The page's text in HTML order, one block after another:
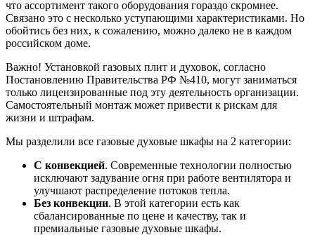
что ассортимент такого оборудования гораздо скромнее.
Связано это с несколько уступающими характеристиками. Но
обойтись без них, к сожалению, можно далеко не в каждом
российском доме.
Важно! Установкой газовых плит и духовок, согласно
Постановлению Правительства РФ №410, могут заниматься
только лицензированные под эту деятельность организации.
Самостоятельный монтаж может привести к рискам для
жизни и штрафам.
Мы разделили все газовые духовые шкафы на 2 категории:
С конвекцией. Современные технологии полностью
исключают задувание огня при работе вентилятора и
улучшают распределение потоков тепла.
Без конвекции. В этой категории есть как
сбалансированные по цене и качеству, так и
премиальные газовые духовые шкафы.